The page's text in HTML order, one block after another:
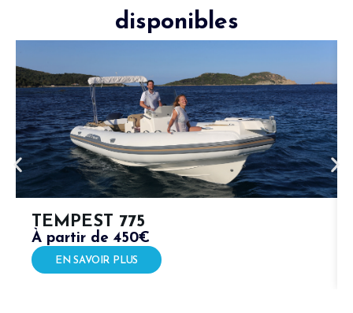
disponibles
TEMPEST 775
À partir de 450€
EN SAVOIR PLUS